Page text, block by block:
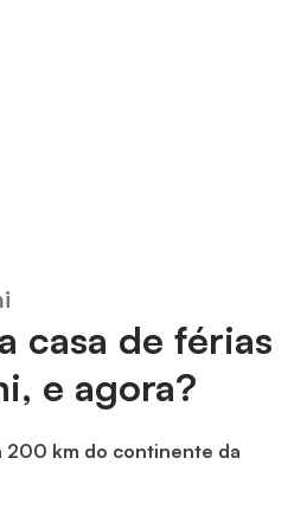
casa de férias
e agora?
200 km do continente da